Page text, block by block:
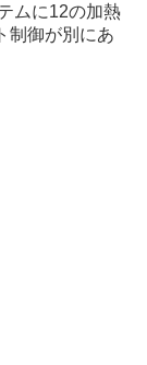
ムに12の加熱
制御が別にあ